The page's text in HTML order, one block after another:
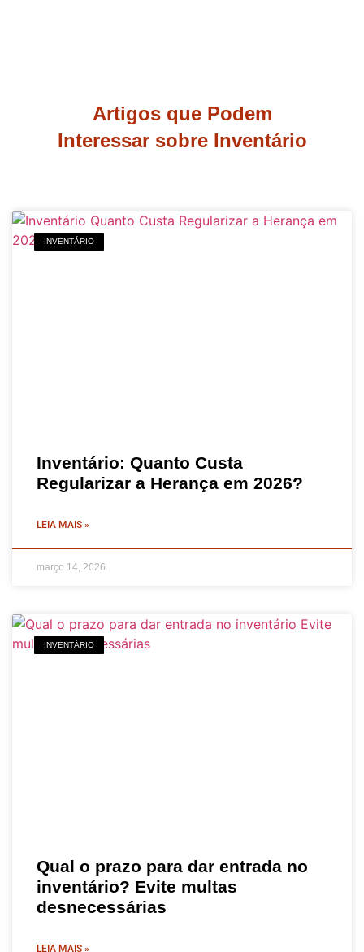
Artigos que Podem
Interessar sobre Inventário
INVENTÁRIO
Inventário: Quanto Custa
Regularizar a Herança em 2026?
LEIA MAIS »
março 14, 2026
INVENTÁRIO
Qual o prazo para dar entrada no
inventário? Evite multas
desnecessárias
LEIA MAIS »